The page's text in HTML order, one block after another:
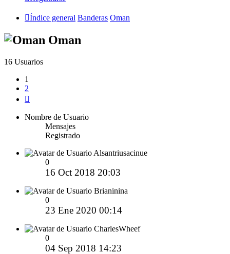
Índice general Banderas Oman
Oman
16 Usuarios
1
2
Nombre de Usuario
Mensajes
Registrado
Alsantriusacinue
0
16 Oct 2018 20:03
Brianinina
0
23 Ene 2020 00:14
CharlesWheef
0
04 Sep 2018 14:23